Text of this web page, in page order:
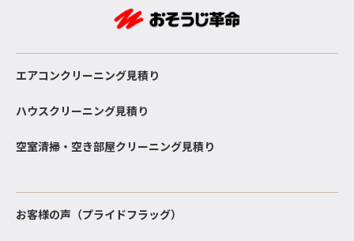
エアコンクリーニング見積り
ハウスクリーニング見積り
空室清掃・空き部屋クリーニング見積り
お客様の声（プライドフラッグ）